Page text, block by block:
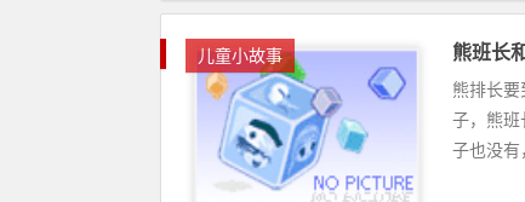
儿童小故事 熊班长
熊排长
子，熊班
子也没有